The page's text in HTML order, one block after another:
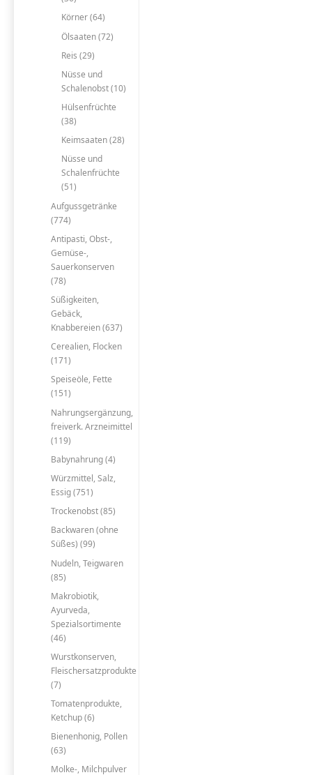
Körner (64)
Ölsaaten (72)
Reis (29)
Nüsse und
Schalenobst (10)
Hülsenfrüchte
(38)
Keimsaaten (28)
Nüsse und
Schalenfrüchte
(51)
Aufgussgetränke
(774)
Antipasti, Obst-,
Gemüse-,
Sauerkonserven
(78)
Süßigkeiten,
Gebäck,
Knabbereien (637)
Cerealien, Flocken
(171)
Speiseöle, Fette
(151)
Nahrungsergänzung,
freiverk. Arzneimittel
(119)
Babynahrung (4)
Würzmittel, Salz,
Essig (751)
Trockenobst (85)
Backwaren (ohne
Süßes) (99)
Nudeln, Teigwaren
(85)
Makrobiotik,
Ayurveda,
Spezialsortimente
(46)
Wurstkonserven,
Fleischersatzprodukte
(7)
Tomatenprodukte,
Ketchup (6)
Bienenhonig, Pollen
(63)
Molke-, Milchpulver